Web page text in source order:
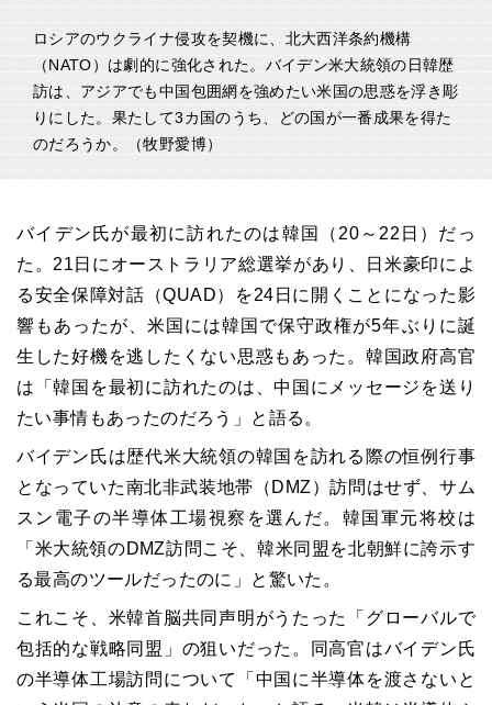
ロシアのウクライナ侵攻を契機に、北大西洋条約機構
（NATO）は劇的に強化された。バイデン米大統領の日韓歴
訪は、アジアでも中国包囲網を強めたい米国の思惑を浮き彫
りにした。果たして3カ国のうち、どの国が一番成果を得た
のだろうか。（牧野愛博）
バイデン氏が最初に訪れたのは韓国（20～22日）だっ
た。21日にオーストラリア総選挙があり、日米豪印によ
る安全保障対話（QUAD）を24日に開くことになった影
響もあったが、米国には韓国で保守政権が5年ぶりに誕
生した好機を逃したくない思惑もあった。韓国政府高官
は「韓国を最初に訪れたのは、中国にメッセージを送り
たい事情もあったのだろう」と語る。
バイデン氏は歴代米大統領の韓国を訪れる際の恒例行事
となっていた南北非武装地帯（DMZ）訪問はせず、サム
スン電子の半導体工場視察を選んだ。韓国軍元将校は
「米大統領のDMZ訪問こそ、韓米同盟を北朝鮮に誇示す
る最高のツールだったのに」と驚いた。
これこそ、米韓首脳共同声明がうたった「グローバルで
包括的な戦略同盟」の狙いだった。同高官はバイデン氏
の半導体工場訪問について「中国に半導体を渡さないと